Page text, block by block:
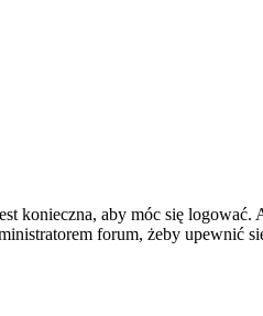
konieczna, aby móc się logować.
forum, żeby upewnić